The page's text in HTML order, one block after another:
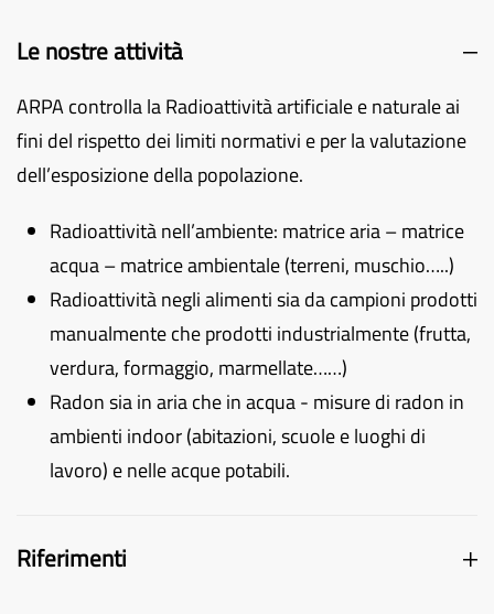
Le nostre attività
ARPA controlla la Radioattività artificiale e naturale ai
fini del rispetto dei limiti normativi e per la valutazione
dell’esposizione della popolazione.
Radioattività nell’ambiente: matrice aria – matrice
acqua – matrice ambientale (terreni, muschio…..)
Radioattività negli alimenti sia da campioni prodotti
manualmente che prodotti industrialmente (frutta,
verdura, formaggio, marmellate……)
Radon sia in aria che in acqua - misure di radon in
ambienti indoor (abitazioni, scuole e luoghi di
lavoro) e nelle acque potabili.
Riferimenti